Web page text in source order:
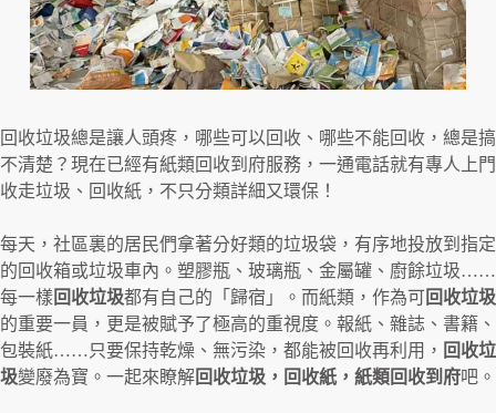
回收垃圾總是讓人頭疼，哪些可以回收、哪些不能回收，總是搞
不清楚？現在已經有紙類回收到府服務，一通電話就有專人上門
收走垃圾、回收紙，不只分類詳細又環保！
每天，社區裏的居民們拿著分好類的垃圾袋，有序地投放到指定
的回收箱或垃圾車內。塑膠瓶、玻璃瓶、金屬罐、廚餘垃圾……
每一樣回收垃圾都有自己的「歸宿」。而紙類，作為可回收垃圾
的重要一員，更是被賦予了極高的重視度。報紙、雜誌、書籍、
包裝紙……只要保持乾燥、無污染，都能被回收再利用， 回收垃
圾變廢為寶。一起來瞭解回收垃圾，回收紙，紙類回收到府吧。